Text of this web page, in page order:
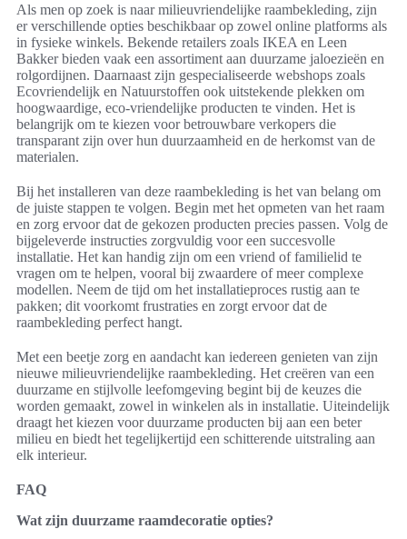
Als men op zoek is naar milieuvriendelijke raambekleding, zijn
er verschillende opties beschikbaar op zowel online platforms als
in fysieke winkels. Bekende retailers zoals IKEA en Leen
Bakker bieden vaak een assortiment aan duurzame jaloezieën en
rolgordijnen. Daarnaast zijn gespecialiseerde webshops zoals
Ecovriendelijk en Natuurstoffen ook uitstekende plekken om
hoogwaardige, eco-vriendelijke producten te vinden. Het is
belangrijk om te kiezen voor betrouwbare verkopers die
transparant zijn over hun duurzaamheid en de herkomst van de
materialen.
Bij het installeren van deze raambekleding is het van belang om
de juiste stappen te volgen. Begin met het opmeten van het raam
en zorg ervoor dat de gekozen producten precies passen. Volg de
bijgeleverde instructies zorgvuldig voor een succesvolle
installatie. Het kan handig zijn om een vriend of familielid te
vragen om te helpen, vooral bij zwaardere of meer complexe
modellen. Neem de tijd om het installatieproces rustig aan te
pakken; dit voorkomt frustraties en zorgt ervoor dat de
raambekleding perfect hangt.
Met een beetje zorg en aandacht kan iedereen genieten van zijn
nieuwe milieuvriendelijke raambekleding. Het creëren van een
duurzame en stijlvolle leefomgeving begint bij de keuzes die
worden gemaakt, zowel in winkelen als in installatie. Uiteindelijk
draagt het kiezen voor duurzame producten bij aan een beter
milieu en biedt het tegelijkertijd een schitterende uitstraling aan
elk interieur.
FAQ
Wat zijn duurzame raamdecoratie opties?